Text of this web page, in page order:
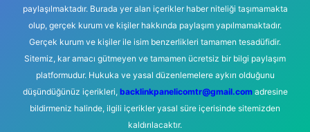
paylaşılmaktadır. Burada yer alan içerikler haber niteliği taşımamakta
olup, gerçek kurum ve kişiler hakkında paylaşım yapılmamaktadır.
Gerçek kurum ve kişiler ile isim benzerlikleri tamamen tesadüfidir.
Sitemiz, kar amacı gütmeyen ve tamamen ücretsiz bir bilgi paylaşım
platformudur. Hukuka ve yasal düzenlemelere aykırı olduğunu
düşündüğünüz içerikleri, backlinkpanelicomtr@gmail.comadresine
bildirmeniz halinde, ilgili içerikler yasal süre içerisinde sitemizden
kaldırılacaktır.